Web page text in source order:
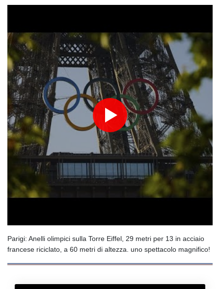
Usa, 'ci aspettiamo un accordo a breve con l'Iran, poi via il blocco
Fifa: in Colombia Infantino riceve il sostegno del calcio
sudamericano
Zelensky plaude alle nuove sanzioni Usa, 'così si aumenta la
pressione su Mosca'
Zelensky plaude alle nuove sanzioni Usa, 'così si aumenta la
pressione su Mosca'
Ue, 'Meta e TikTok rafforzino monitoraggio e verifica dei fatti su
crisi come a Ceuta'
Ue, 'Meta e TikTok rafforzino monitoraggio e verifica dei fatti su
crisi come a Ceuta'
Colombia, proteste dell'opposizione contro l'insediamento di De
la Espriella
Parigi: Anelli olimpici sulla Torre Eiffel, 29 metri per 13 in acciaio
francese riciclato, a 60 metri di altezza. uno spettacolo magnifico!